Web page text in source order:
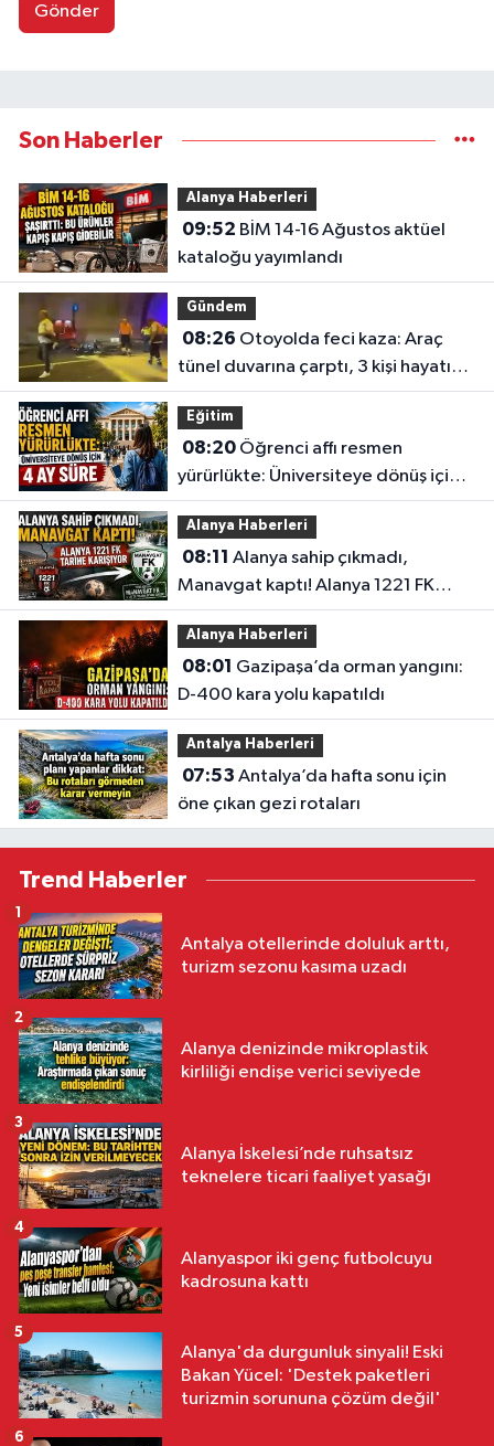
Gönder
Son Haberler
Alanya Haberleri
09:52
kataloğu yayımlandı
Gündem
08:26
tünel duvarına çarptı, 3 kişi hayatını
kaybetti
Eğitim
08:20Öğrenci affı resmen
yürürlükte: Üniversiteye dönüş için 4
ay süre
Alanya Haberleri
08:11
Manavgat kaptı! Alanya 1221 FK
tarihe karışıyor
Alanya Haberleri
08:01
D-400 kara yolu kapatıldı
Antalya Haberleri
07:53
öne çıkan gezi rotaları
Trend Haberler
Antalya otellerinde doluluk arttı,
turizm sezonu kasıma uzadı
1
Alanya denizinde mikroplastik
kirliliği endişe verici seviyede
2
Alanya İskelesi’nde ruhsatsız
teknelere ticari faaliyet yasağı
3
Alanyaspor iki genç futbolcuyu
kadrosuna kattı
4
Alanya'da durgunluk sinyali! Eski
Bakan Yücel: 'Destek paketleri
turizmin sorununa çözüm değil'
5
6